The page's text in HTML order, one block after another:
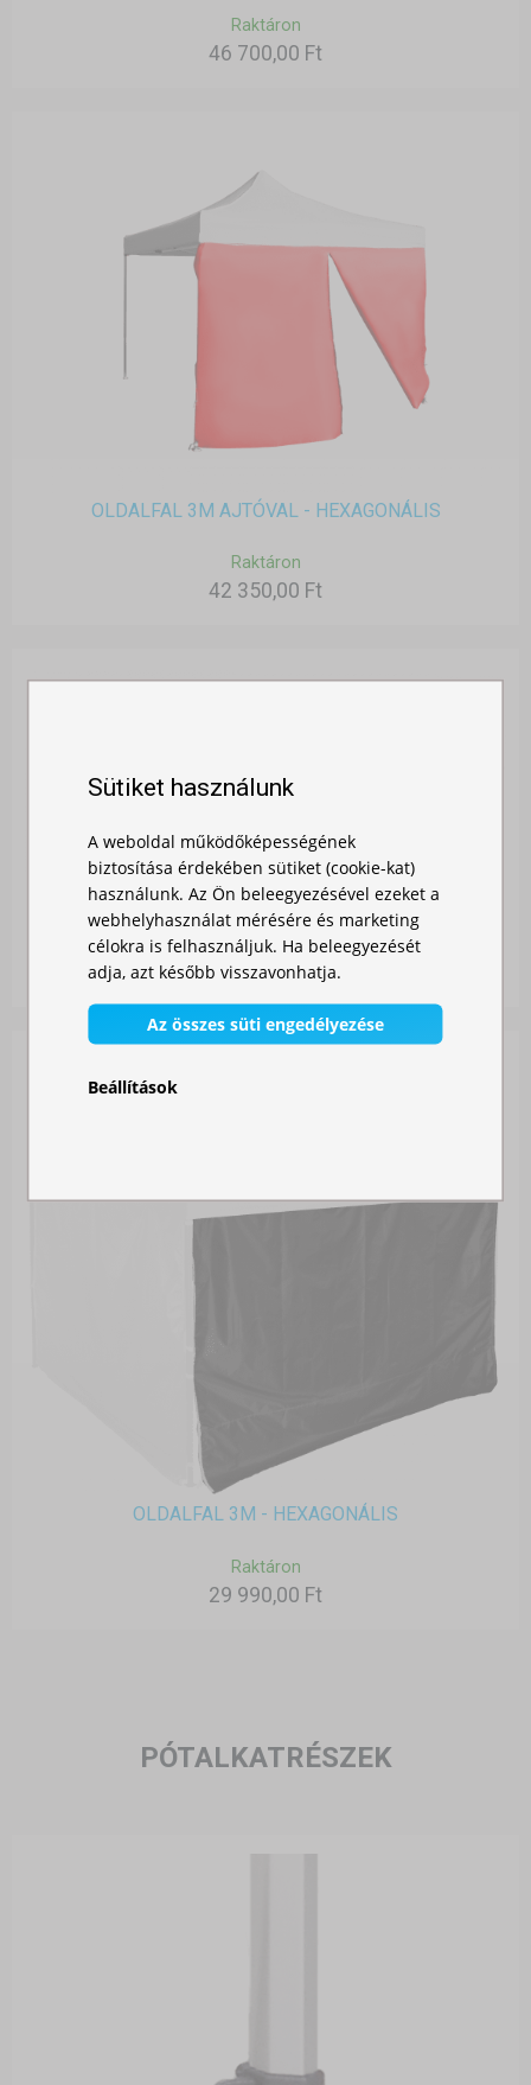
Raktáron
46 700,00 Ft
OLDALFAL 3M AJTÓVAL - HEXAGONÁLIS
Raktáron
42 350,00 Ft
TETŐPONYVA 6X3M - HEXAGONÁLIS
Raktáron
159 990,00 Ft
OLDALFAL 3M - HEXAGONÁLIS
Raktáron
29 990,00 Ft
PÓTALKATRÉSZEK
Sütiket használunk
A weboldal működőképességének
biztosítása érdekében sütiket (cookie-kat)
használunk. Az Ön beleegyezésével ezeket a
webhelyhasználat mérésére és marketing
célokra is felhasználjuk. Ha beleegyezését
adja, azt később visszavonhatja.
Az összes süti engedélyezése
Beállítások